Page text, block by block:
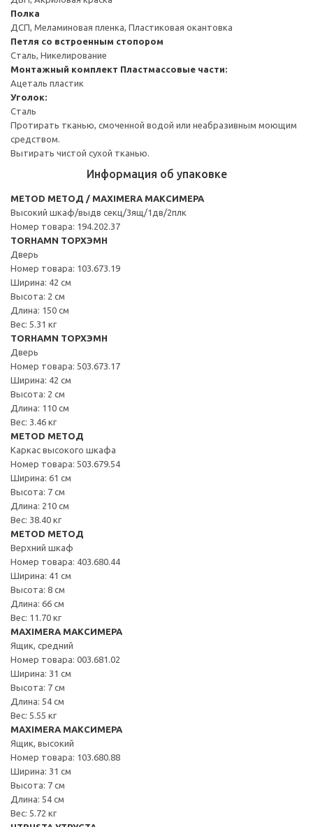
Полка
ДСП, Меламиновая пленка, Пластиковая окантовка
Петля со встроенным стопором
Сталь, Никелирование
Монтажный комплект Пластмассовые части:
Ацеталь пластик
Уголок:
Сталь
Протирать тканью, смоченной водой или неабразивным моющим
средством.
Вытирать чистой сухой тканью.
Информация об упаковке
METOD МЕТОД / MAXIMERA МАКСИМЕРА
Высокий шкаф/выдв секц/3ящ/1дв/2плк
Номер товара: 194.202.37
TORHAMN ТОРХЭМН
Дверь
Номер товара: 103.673.19
Ширина: 42 см
Высота: 2 см
Длина: 150 см
Вес: 5.31 кг
TORHAMN ТОРХЭМН
Дверь
Номер товара: 503.673.17
Ширина: 42 см
Высота: 2 см
Длина: 110 см
Вес: 3.46 кг
METOD МЕТОД
Каркас высокого шкафа
Номер товара: 503.679.54
Ширина: 61 см
Высота: 7 см
Длина: 210 см
Вес: 38.40 кг
METOD МЕТОД
Верхний шкаф
Номер товара: 403.680.44
Ширина: 41 см
Высота: 8 см
Длина: 66 см
Вес: 11.70 кг
MAXIMERA МАКСИМЕРА
Ящик, средний
Номер товара: 003.681.02
Ширина: 31 см
Высота: 7 см
Длина: 54 см
Вес: 5.55 кг
MAXIMERA МАКСИМЕРА
Ящик, высокий
Номер товара: 103.680.88
Ширина: 31 см
Высота: 7 см
Длина: 54 см
Вес: 5.72 кг